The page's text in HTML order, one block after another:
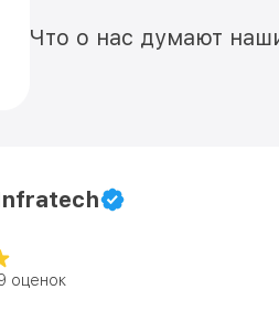
Что о нас думают
оценок